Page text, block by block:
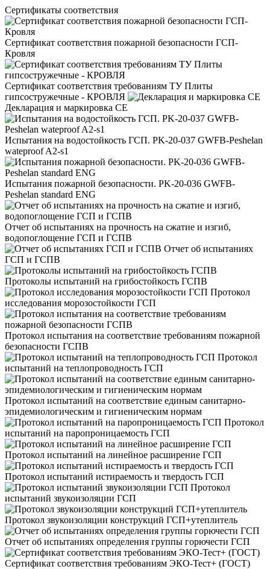
Сертификаты соответствия
Сертификат соответствия пожарной безопасности ГСП-
Кровля
Сертификат соответствия требованиям ТУ Плиты
гипсостружечные - КРОВЛЯ
Декларация и маркировка CE
Испытания на водостойкость ГСП. PK-20-037 GWFB-Peshelan
wateproof A2-s1
Испытания пожарной безопасности. PK-20-036 GWFB-
Peshelan standard ENG
Отчет об испытаниях на прочность на сжатие и изгиб,
водопоглощение ГСП и ГСПВ
Отчет об испытаниях
ГСП и ГСПВ
Протоколы испытаний на грибостойкость ГСПВ
Протокол
исследования морозостойкости ГСП
Протокол испытания на соответствие требованиям пожарной
безопасности ГСПВ
Протокол
испытаний на теплопроводность ГСП
Протокол испытаний на соответствие единым санитарно-
эпидемиологическим и гигиеническим нормам
Протокол
испытаний на паропроницаемость ГСП
Протокол испытаний на линейное расширение ГСП
Протокол испытаний истираемость и твердость ГСП
Протокол
испытаний звукоизоляции ГСП
Протокол звукоизоляции конструкций ГСП+утеплитель
Отчет об испытаниях определения группы горючести ГСП
Сертификат соответствия требованиям ЭКО-Тест+ (ГОСТ)